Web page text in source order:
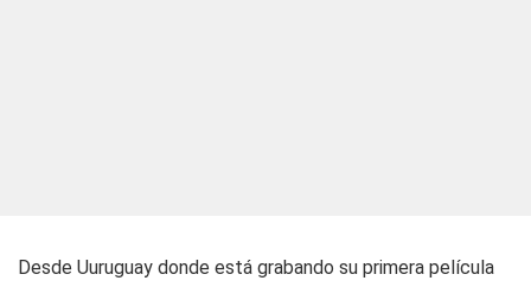
Desde Uuruguay donde está grabando su primera película